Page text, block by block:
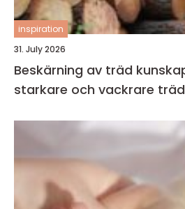
inspiration
31. July 2026
Beskärning av träd kunskap som ger
starkare och vackrare träd